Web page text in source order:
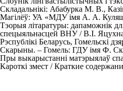
Складальнікі: Абабурка М. В.,
Магілёў: УА «МДУ імя А. А.
Тэорыя літаратуры: дапаможнік
спецыяльнасцей ВНУ / В.І.
Рэспублікі Беларусь, Гомельскі
Скарыны. – Гомель: ГДУ імя Ф.
Пры выкарыстанні матэрыялаў
Кароткі змест / Краткие